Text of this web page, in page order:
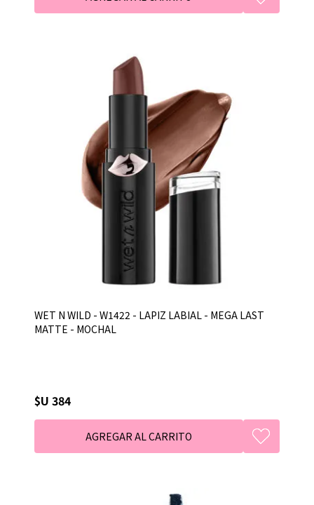
WET N WILD - W1422 - LAPIZ LABIAL - MEGA LAST
MATTE - MOCHAL
$U 384